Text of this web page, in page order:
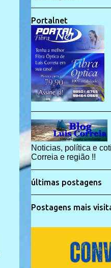
Portalnet
Noticias, política e
Correia e região !!
últimas postagens
Postagens mais